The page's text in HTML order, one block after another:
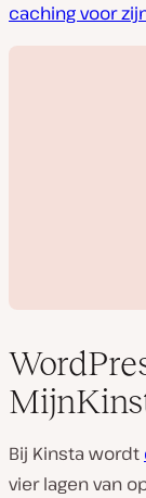
caching voor
Bij Kinsta wordt
vier lagen van